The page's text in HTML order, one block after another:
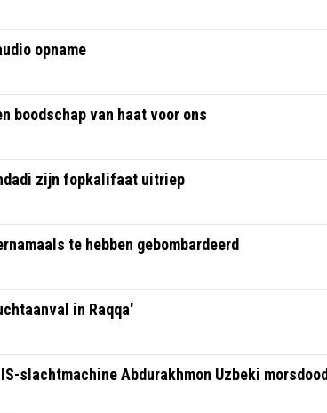
opname
boodschap van haat voor ons
zijn fopkalifaat uitriep
te hebben gebombardeerd
in Raqqa'
slachtmachine Abdurakhmon Uzbeki morsdood